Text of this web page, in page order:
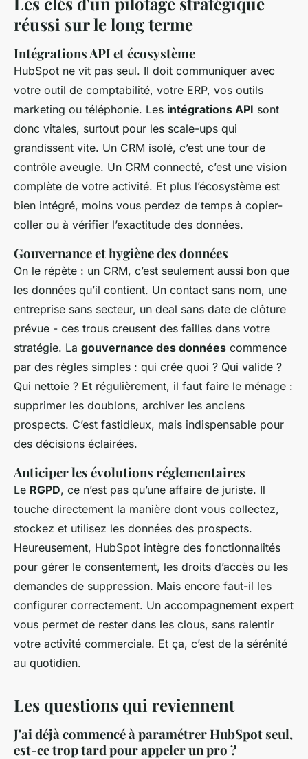
réussi sur le long terme
Intégrations API et écosystème
HubSpot ne vit pas seul. Il doit communiquer avec
votre outil de comptabilité, votre ERP, vos outils
marketing ou téléphonie. Les intégrations API sont
donc vitales, surtout pour les scale-ups qui
grandissent vite. Un CRM isolé, c’est une tour de
contrôle aveugle. Un CRM connecté, c’est une vision
complète de votre activité. Et plus l’écosystème est
bien intégré, moins vous perdez de temps à copier-
coller ou à vérifier l’exactitude des données.
Gouvernance et hygiène des données
On le répète : un CRM, c’est seulement aussi bon que
les données qu’il contient. Un contact sans nom, une
entreprise sans secteur, un deal sans date de clôture
prévue - ces trous creusent des failles dans votre
stratégie. La gouvernance des données commence
par des règles simples : qui crée quoi ? Qui valide ?
Qui nettoie ? Et régulièrement, il faut faire le ménage :
supprimer les doublons, archiver les anciens
prospects. C’est fastidieux, mais indispensable pour
des décisions éclairées.
Anticiper les évolutions réglementaires
Le RGPD, ce n’est pas qu’une affaire de juriste. Il
touche directement la manière dont vous collectez,
stockez et utilisez les données des prospects.
Heureusement, HubSpot intègre des fonctionnalités
pour gérer le consentement, les droits d’accès ou les
demandes de suppression. Mais encore faut-il les
configurer correctement. Un accompagnement expert
vous permet de rester dans les clous, sans ralentir
votre activité commerciale. Et ça, c’est de la sérénité
au quotidien.
Les questions qui reviennent
J'ai déjà commencé à paramétrer HubSpot seul,
est-ce trop tard pour appeler un pro ?